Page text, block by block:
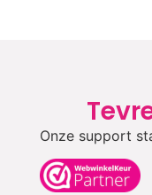
Onze support